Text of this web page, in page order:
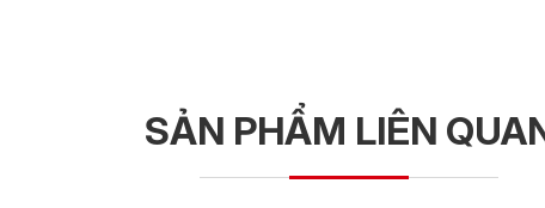
SẢN PHẨM LIÊN